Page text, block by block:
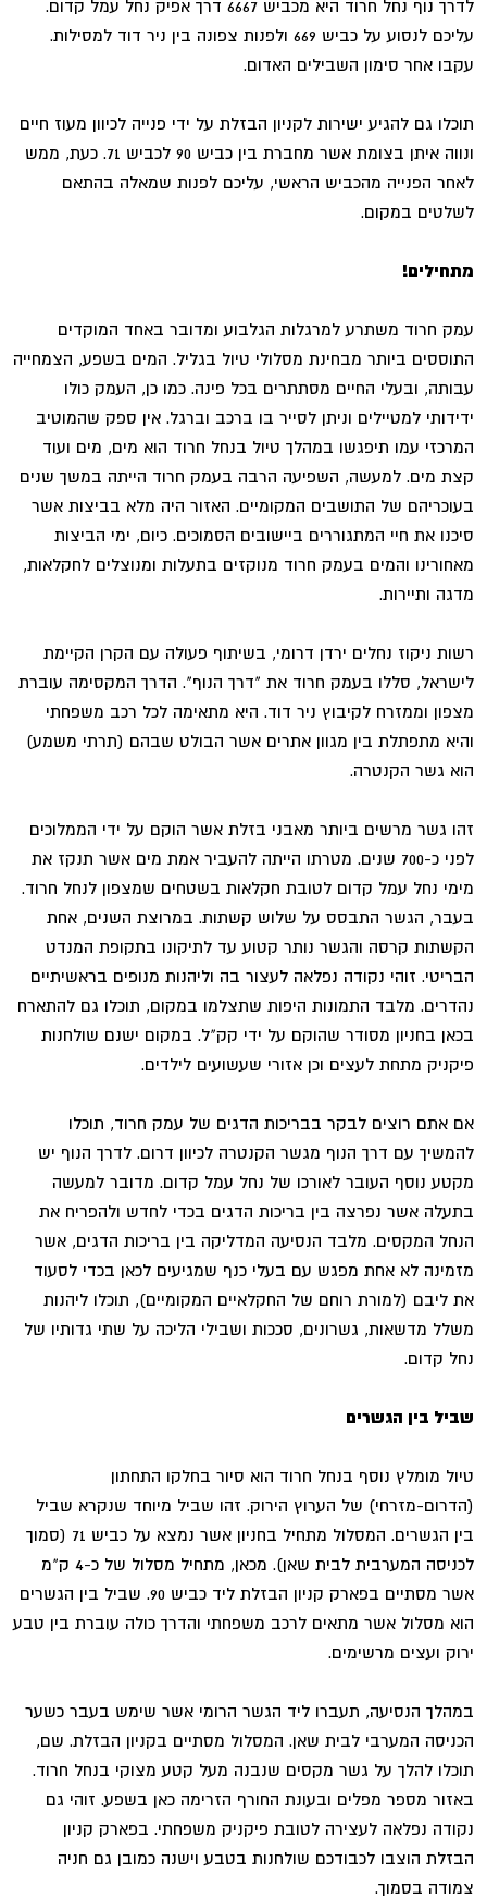
לדרך נוף נחל חרוד היא מכביש 6667 דרך אפיק נחל עמל קדום.
עליכם לנסוע על כביש 669 ולפנות צפונה בין ניר דוד למסילות.
עקבו אחר סימון השבילים האדום.
תוכלו גם להגיע ישירות לקניון הבזלת על ידי פנייה לכיוון מעוז חיים
ונווה איתן בצומת אשר מחברת בין כביש 90 לכביש 71. כעת, ממש
לאחר הפנייה מהכביש הראשי, עליכם לפנות שמאלה בהתאם
לשלטים במקום.
מתחילים!
עמק חרוד משתרע למרגלות הגלבוע ומדובר באחד המוקדים
התוססים ביותר מבחינת מסלולי טיול בגליל. המים בשפע, הצמחייה
עבותה, ובעלי החיים מסתתרים בכל פינה. כמו כן, העמק כולו
ידידותי למטיילים וניתן לסייר בו ברכב וברגל. אין ספק שהמוטיב
המרכזי עמו תיפגשו במהלך טיול בנחל חרוד הוא מים, מים ועוד
קצת מים. למעשה, השפיעה הרבה בעמק חרוד הייתה במשך שנים
בעוכריהם של התושבים המקומיים. האזור היה מלא בביצות אשר
סיכנו את חיי המתגוררים ביישובים הסמוכים. כיום, ימי הביצות
מאחורינו והמים בעמק חרוד מנוקזים בתעלות ומנוצלים לחקלאות,
מדגה ותיירות.
רשות ניקוז נחלים ירדן דרומי, בשיתוף פעולה עם הקרן הקיימת
לישראל, סללו בעמק חרוד את "דרך הנוף". הדרך המקסימה עוברת
מצפון וממזרח לקיבוץ ניר דוד. היא מתאימה לכל רכב משפחתי
והיא מתפתלת בין מגוון אתרים אשר הבולט שבהם (תרתי משמע)
הוא גשר הקנטרה.
זהו גשר מרשים ביותר מאבני בזלת אשר הוקם על ידי הממלוכים
לפני כ-700 שנים. מטרתו הייתה להעביר אמת מים אשר תנקז את
מימי נחל עמל קדום לטובת חקלאות בשטחים שמצפון לנחל חרוד.
בעבר, הגשר התבסס על שלוש קשתות. במרוצת השנים, אחת
הקשתות קרסה והגשר נותר קטוע עד לתיקונו בתקופת המנדט
הבריטי. זוהי נקודה נפלאה לעצור בה וליהנות מנופים בראשיתיים
נהדרים. מלבד התמונות היפות שתצלמו במקום, תוכלו גם להתארח
בכאן בחניון מסודר שהוקם על ידי קק"ל. במקום ישנם שולחנות
פיקניק מתחת לעצים וכן אזורי שעשועים לילדים.
אם אתם רוצים לבקר בבריכות הדגים של עמק חרוד, תוכלו
להמשיך עם דרך הנוף מגשר הקנטרה לכיוון דרום. לדרך הנוף יש
מקטע נוסף העובר לאורכו של נחל עמל קדום. מדובר למעשה
בתעלה אשר נפרצה בין בריכות הדגים בכדי לחדש ולהפריח את
הנחל המקסים. מלבד הנסיעה המדליקה בין בריכות הדגים, אשר
מזמינה לא אחת מפגש עם בעלי כנף שמגיעים לכאן בכדי לסעוד
את ליבם (למורת רוחם של החקלאיים המקומיים), תוכלו ליהנות
משלל מדשאות, גשרונים, סככות ושבילי הליכה על שתי גדותיו של
נחל קדום.
שביל בין הגשרים
טיול מומלץ נוסף בנחל חרוד הוא סיור בחלקו התחתון
(הדרום-מזרחי) של הערוץ הירוק. זהו שביל מיוחד שנקרא שביל
בין הגשרים. המסלול מתחיל בחניון אשר נמצא על כביש 71 (סמוך
לכניסה המערבית לבית שאן). מכאן, מתחיל מסלול של כ-4 ק"מ
אשר מסתיים בפארק קניון הבזלת ליד כביש 90. שביל בין הגשרים
הוא מסלול אשר מתאים לרכב משפחתי והדרך כולה עוברת בין טבע
ירוק ועצים מרשימים.
במהלך הנסיעה, תעברו ליד הגשר הרומי אשר שימש בעבר כשער
הכניסה המערבי לבית שאן. המסלול מסתיים בקניון הבזלת. שם,
תוכלו להלך על גשר מקסים שנבנה מעל קטע מצוקי בנחל חרוד.
באזור מספר מפלים ובעונת החורף הזרימה כאן בשפע. זוהי גם
נקודה נפלאה לעצירה לטובת פיקניק משפחתי. בפארק קניון
הבזלת הוצבו לכבודכם שולחנות בטבע וישנה כמובן גם חניה
צמודה בסמוך.